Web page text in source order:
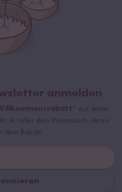
anmelden
auf deine
Je voller dein Warenkorb, desto
dein Rabatt.